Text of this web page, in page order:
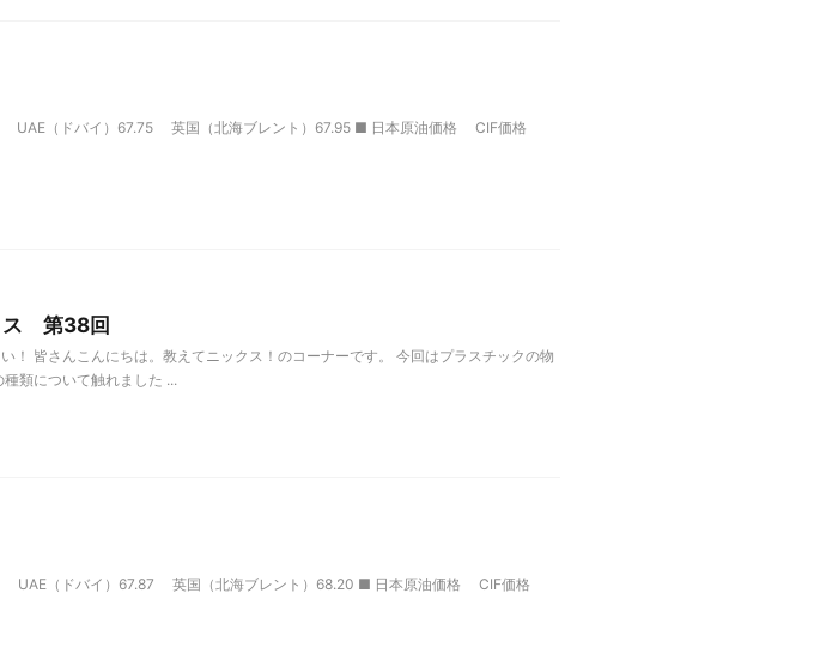
（ドバイ）67.75 英国（北海ブレント）67.95 ■ 日本原油価格 CIF価格
ス 第38回
！ 皆さんこんにちは。教えてニックス！のコーナーです。 今回はプラスチックの物
類について触れました ...
（ドバイ）67.87 英国（北海ブレント）68.20 ■ 日本原油価格 CIF価格